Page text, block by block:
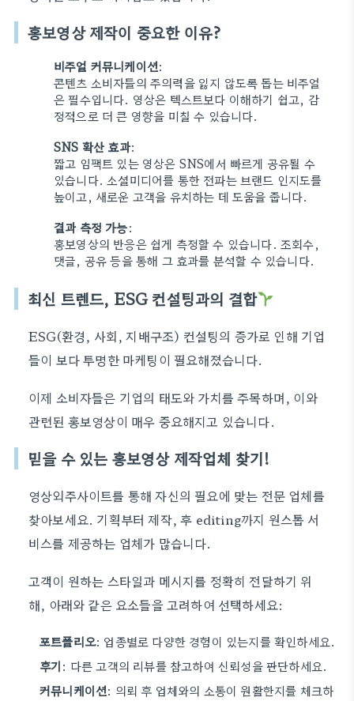
홍보영상 제작이 중요한 이유?
비주얼 커뮤니케이션:
콘텐츠 소비자들의 주의력을 잃지 않도록 돕는 비주얼
은 필수입니다. 영상은 텍스트보다 이해하기 쉽고, 감
정적으로 더 큰 영향을 미칠 수 있습니다.
SNS 확산 효과:
짧고 임팩트 있는 영상은 SNS에서 빠르게 공유될 수
있습니다. 소셜미디어를 통한 전파는 브랜드 인지도를
높이고, 새로운 고객을 유치하는 데 도움을 줍니다.
결과 측정 가능:
홍보영상의 반응은 쉽게 측정할 수 있습니다. 조회수,
댓글, 공유 등을 통해 그 효과를 분석할 수 있습니다.
최신 트렌드, ESG 컨설팅과의 결합
ESG(환경, 사회, 지배구조) 컨설팅의 증가로 인해 기업
들이 보다 투명한 마케팅이 필요해졌습니다.
이제 소비자들은 기업의 태도와 가치를 주목하며, 이와
관련된 홍보영상이 매우 중요해지고 있습니다.
믿을 수 있는 홍보영상 제작업체 찾기!
영상외주사이트를 통해 자신의 필요에 맞는 전문 업체를
찾아보세요. 기획부터 제작, 후 editing까지 원스톱 서
비스를 제공하는 업체가 많습니다.
고객이 원하는 스타일과 메시지를 정확히 전달하기 위
해, 아래와 같은 요소들을 고려하여 선택하세요:
포트폴리오: 업종별로 다양한 경험이 있는지를 확인하세요.
후기: 다른 고객의 리뷰를 참고하여 신뢰성을 판단하세요.
커뮤니케이션: 의뢰 후 업체와의 소통이 원활한지를 체크하